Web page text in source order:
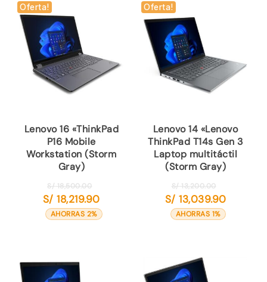
Oferta!
Lenovo 16 «ThinkPad
P16 Mobile
Workstation (Storm
Gray)
S/18,500.00
precio
original
S/ 18,219.90El
precio
AHORRAS 2%
Oferta!
Lenovo 14 «Lenovo
ThinkPad T14s Gen 3
Laptop multitáctil
(Storm Gray)
S/13,200.00
precio
original
S/ 13,039.90El
precio
AHORRAS 1%